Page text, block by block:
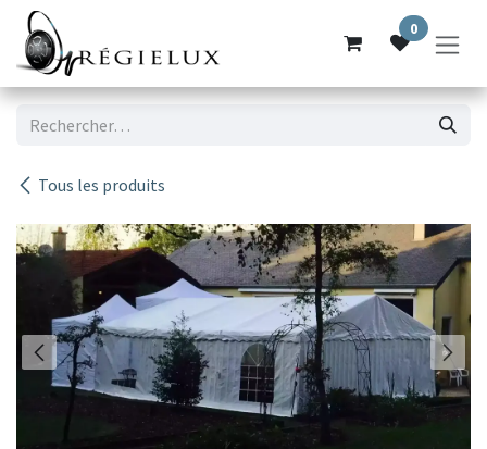
Se rendre au contenu
0
Tous les produits